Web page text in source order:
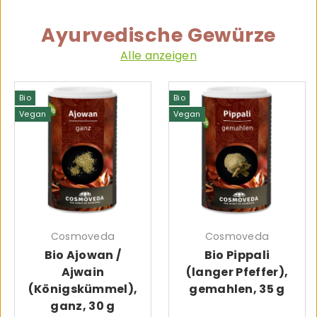
Ayurvedische Gewürze
Alle anzeigen
Bio
Vegan
Cosmoveda
Bio Ajowan /
Ajwain
(Königskümmel),
ganz, 30 g
Bio
Vegan
Cosmoveda
Bio Pippali
(langer Pfeffer),
gemahlen, 35 g